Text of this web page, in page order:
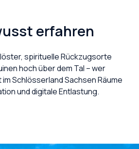
erfahren
spirituelle Rückzugsorte
hoch über dem Tal – wer
Schlösserland Sachsen Räume
und digitale Entlastung.